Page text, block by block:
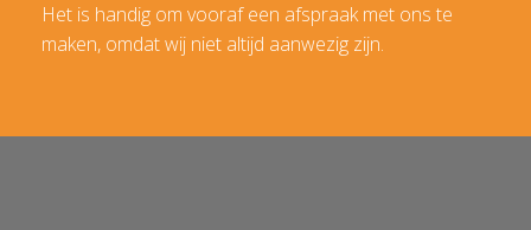
Het is handig om vooraf een afspraak met ons te
maken, omdat wij niet altijd aanwezig zijn.